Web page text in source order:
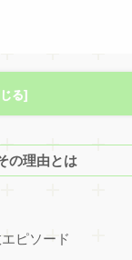
の理由とは
ピソード